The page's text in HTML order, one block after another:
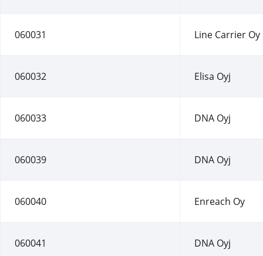
060031 Line Carrier Oy
060032 Elisa Oyj
060033 DNA Oyj
060039 DNA Oyj
060040 Enreach Oy
060041 DNA Oyj